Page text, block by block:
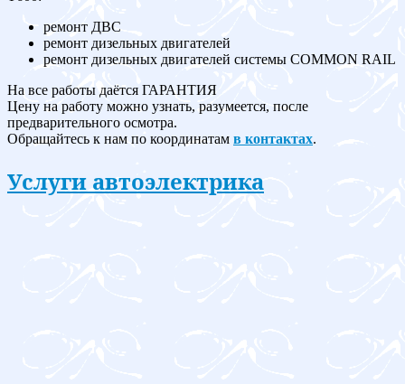
ремонт ДВС
ремонт дизельных двигателей
ремонт дизельных двигателей системы COMMON RAIL
На все работы даётся ГАРАНТИЯ
Цену на работу можно узнать, разумеется, после
предварительного осмотра.
Обращайтесь к нам по координатам в контактах.
Услуги автоэлектрика